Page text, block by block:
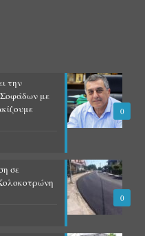
0
την
με
0
σε